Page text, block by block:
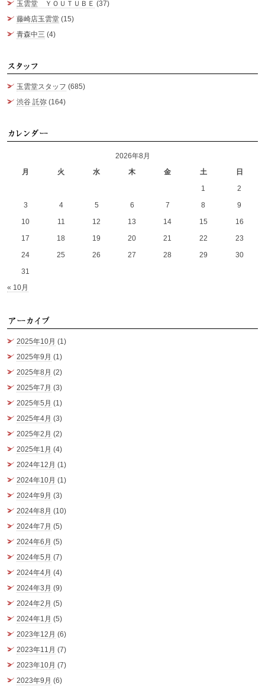
玉雲堂 ＹＯＵＴＵＢＥ (37)
藤崎店玉雲堂 (15)
青森中三 (4)
玉雲堂スタッフ (685)
渋谷 託弥 (164)
2026年8月
月
火 水 木 金 土
日
1
2
3
4 5 6 7 8
9
10
11 12 13 14 15
16
17
18 19 20 21 22
23
24
25 26 27 28 29
30
31
« 10月
2025年10月 (1)
2025年9月 (1)
2025年8月 (2)
2025年7月 (3)
2025年5月 (1)
2025年4月 (3)
2025年2月 (2)
2025年1月 (4)
2024年12月 (1)
2024年10月 (1)
2024年9月 (3)
2024年8月 (10)
2024年7月 (5)
2024年6月 (5)
2024年5月 (7)
2024年4月 (4)
2024年3月 (9)
2024年2月 (5)
2024年1月 (5)
2023年12月 (6)
2023年11月 (7)
2023年10月 (7)
2023年9月 (6)